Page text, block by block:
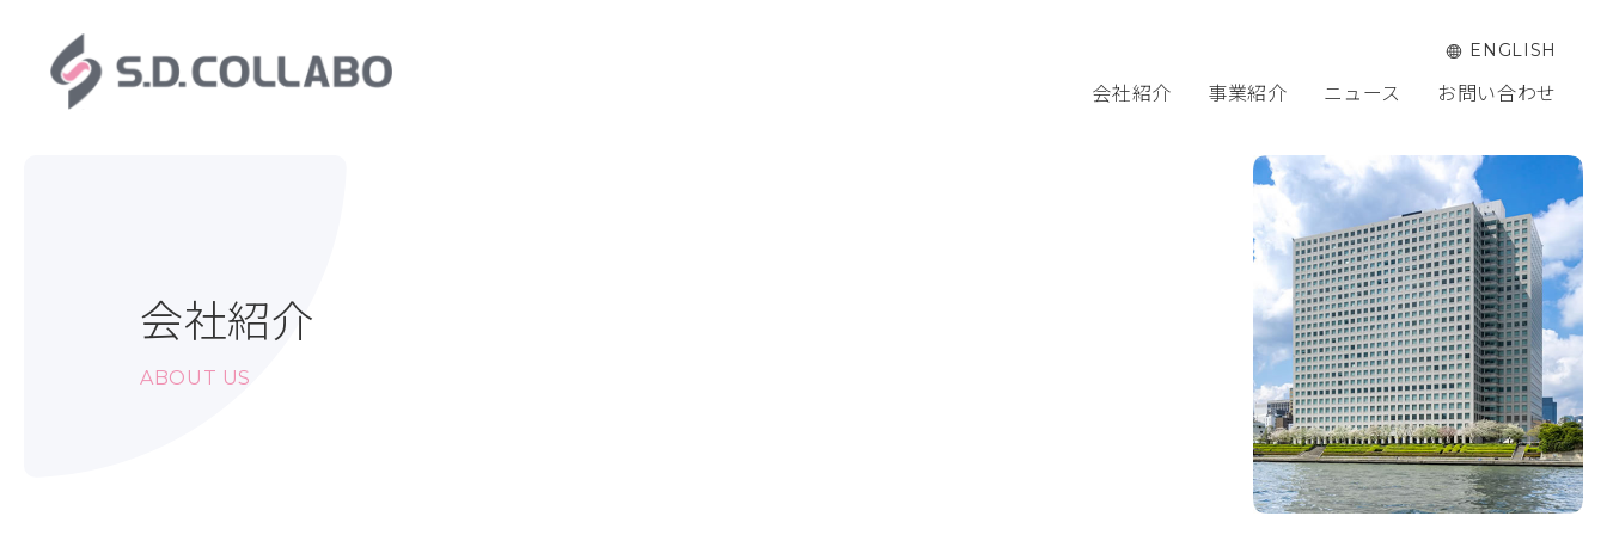
ENGLISH
会社紹介 事業紹介 ニュース お問い合わせ
会社紹介
ABOUT US